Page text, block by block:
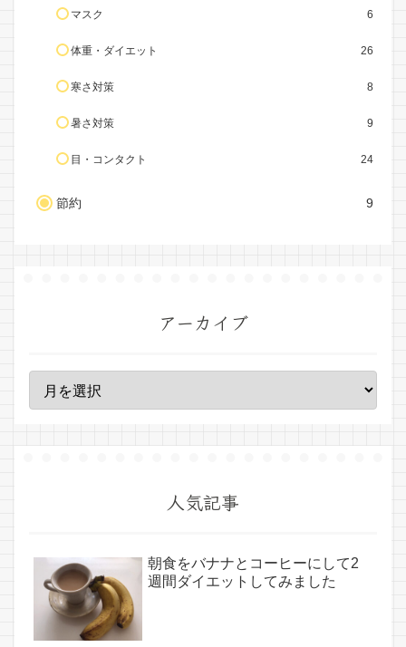
マスク 6
体重・ダイエット 26
寒さ対策 8
暑さ対策 9
目・コンタクト 24
節約 9
アーカイブ
人気記事
朝食をバナナとコーヒーにして2
週間ダイエットしてみました